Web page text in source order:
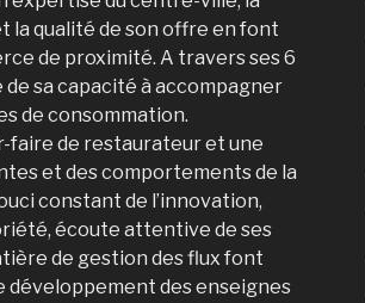
la qualité de son offre en font
de proximité. A travers ses 6
sa capacité à accompagner
de consommation.
faire de restaurateur et une
et des comportements de la
constant de l’innovation,
écoute attentive de ses
de gestion des flux font
développement des enseignes